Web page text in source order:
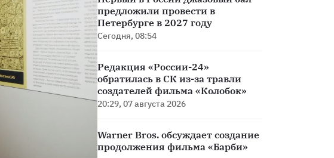
предложили провести в
Петербурге в 2027 году
Сегодня, 08:54
Редакция «России-24»
обратилась в СК из-за травли
создателей фильма «Колобок»
20:29, 07 августа 2026
Warner Bros. обсуждает создание
продолжения фильма «Барби»